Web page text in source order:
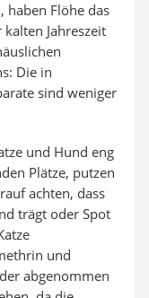
haben Flöhe das
kalten Jahreszeit
Die in
sind weniger
und Hund eng
Plätze, putzen
achten, dass
trägt oder Spot
und
abgenommen